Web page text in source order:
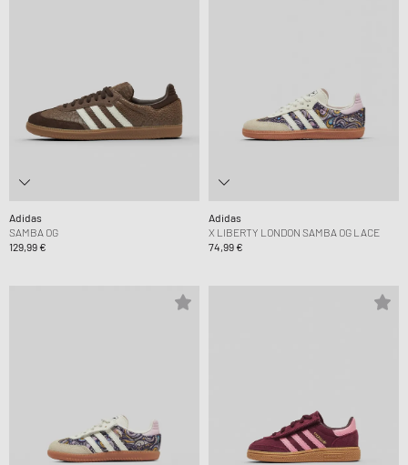
Adidas
SAMBA OG
129,99 €
Adidas
X LIBERTY LONDON SAMBA OG LACE
74,99 €